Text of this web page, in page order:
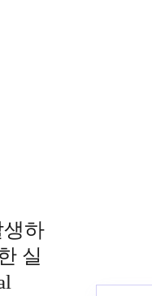
생하
실